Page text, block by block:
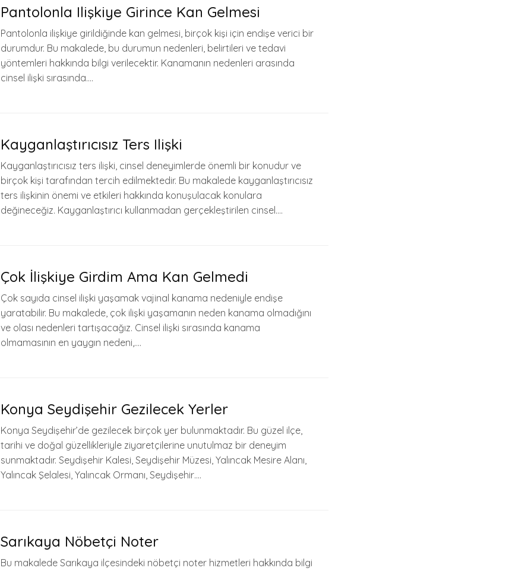
Pantolonla Ilişkiye Girince Kan Gelmesi
Pantolonla ilişkiye girildiğinde kan gelmesi, birçok kişi için endişe verici bir
durumdur. Bu makalede, bu durumun nedenleri, belirtileri ve tedavi
yöntemleri hakkında bilgi verilecektir. Kanamanın nedenleri arasında
cinsel ilişki sırasında….
Kayganlaştırıcısız Ters Ilişki
Kayganlaştırıcısız ters ilişki, cinsel deneyimlerde önemli bir konudur ve
birçok kişi tarafından tercih edilmektedir. Bu makalede kayganlaştırıcısız
ters ilişkinin önemi ve etkileri hakkında konuşulacak konulara
değineceğiz. Kayganlaştırıcı kullanmadan gerçekleştirilen cinsel….
Çok İlişkiye Girdim Ama Kan Gelmedi
Çok sayıda cinsel ilişki yaşamak vajinal kanama nedeniyle endişe
yaratabilir. Bu makalede, çok ilişki yaşamanın neden kanama olmadığını
ve olası nedenleri tartışacağız. Cinsel ilişki sırasında kanama
olmamasının en yaygın nedeni,….
Konya Seydişehir Gezilecek Yerler
Konya Seydişehir’de gezilecek birçok yer bulunmaktadır. Bu güzel ilçe,
tarihi ve doğal güzellikleriyle ziyaretçilerine unutulmaz bir deneyim
sunmaktadır. Seydişehir Kalesi, Seydişehir Müzesi, Yalıncak Mesire Alanı,
Yalıncak Şelalesi, Yalıncak Ormanı, Seydişehir….
Sarıkaya Nöbetçi Noter
Bu makalede Sarıkaya ilçesindeki nöbetçi noter hizmetleri hakkında bilgi